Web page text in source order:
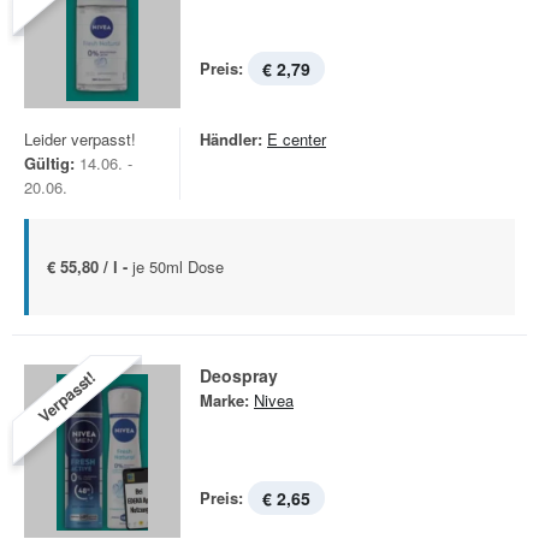
Preis: € 2,79
Leider verpasst!
Gültig: 14.06. -
20.06.
Händler: E center
€ 55,80 / l - je 50ml Dose
Verpasst! Deospray
Marke: Nivea
Preis: € 2,65